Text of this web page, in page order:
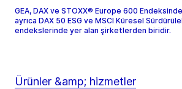
GEA, DAX ve STOXX® Europe 600
ayrıca DAX 50 ESG ve MSCI Küresel
endekslerinde yer alan şirketlerden biridir.
Ürünler &amp; hizmetler